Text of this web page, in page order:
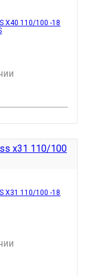
X40 110/100 -18
X31 110/100 -18